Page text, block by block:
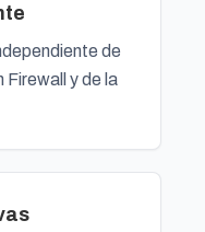
de
y de la